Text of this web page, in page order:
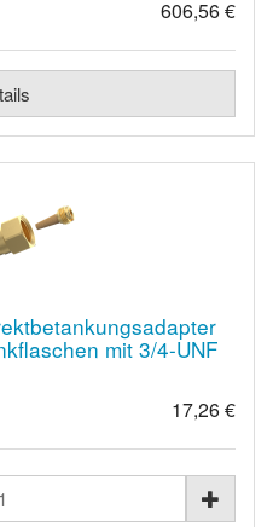
606,56 €
mit 3/4-UNF
17,26 €